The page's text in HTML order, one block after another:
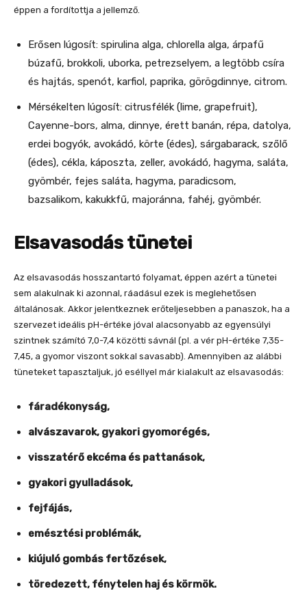
éppen a fordítottja a jellemző.
Erősen lúgosít: spirulina alga, chlorella alga, árpafű
búzafű, brokkoli, uborka, petrezselyem, a legtöbb csíra
és hajtás, spenót, karfiol, paprika, görögdinnye, citrom.
Mérsékelten lúgosít: citrusfélék (lime, grapefruit),
Cayenne-bors, alma, dinnye, érett banán, répa, datolya,
erdei bogyók, avokádó, körte (édes), sárgabarack, szőlő
(édes), cékla, káposzta, zeller, avokádó, hagyma, saláta,
gyömbér, fejes saláta, hagyma, paradicsom,
bazsalikom, kakukkfű, majoránna, fahéj, gyömbér.
Elsavasodás tünetei
Az elsavasodás hosszantartó folyamat, éppen azért a tünetei
sem alakulnak ki azonnal, ráadásul ezek is meglehetősen
általánosak. Akkor jelentkeznek erőteljesebben a panaszok, ha a
szervezet ideális pH-értéke jóval alacsonyabb az egyensúlyi
szintnek számító 7,0-7,4 közötti sávnál (pl. a vér pH-értéke 7,35-
7,45, a gyomor viszont sokkal savasabb). Amennyiben az alábbi
tüneteket tapasztaljuk, jó eséllyel már kialakult az elsavasodás:
fáradékonyság,
alvászavarok, gyakori gyomorégés,
visszatérő ekcéma és pattanások,
gyakori gyulladások,
fejfájás,
emésztési problémák,
kiújuló gombás fertőzések,
töredezett, fénytelen haj és körmök.